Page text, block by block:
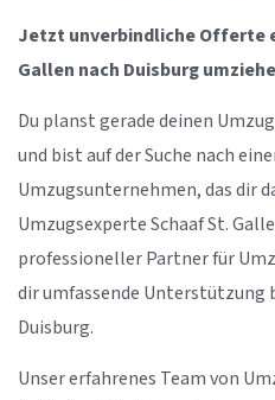
Jetzt unverbindliche Offerte
Gallen nach Duisburg
Du planst gerade deinen
und bist auf der Suche nach
Umzugsunternehmen, das dir
Umzugsexperte Schaaf St.
professioneller Partner für
dir umfassende Unterstützung
Duisburg.
Unser erfahrenes Team von